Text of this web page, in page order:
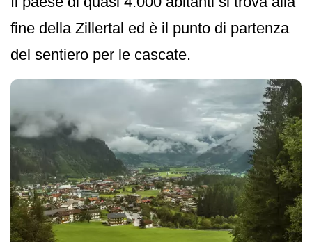
fine della Zillertal ed è il punto di partenza
del sentiero per le cascate.